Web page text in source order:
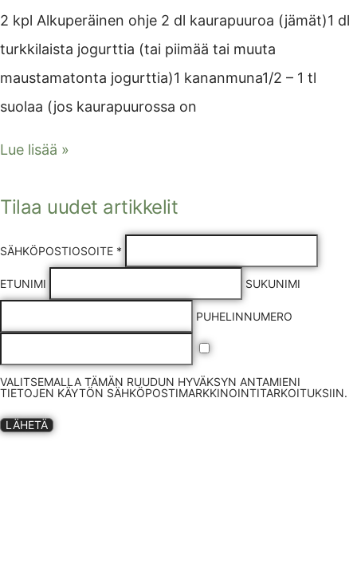
2 kpl Alkuperäinen ohje 2 dl kaurapuuroa (jämät)1 dl
turkkilaista jogurttia (tai piimää tai muuta
maustamatonta jogurttia)1 kananmuna1/2 – 1 tl
suolaa (jos kaurapuurossa on
Lue lisää »
Tilaa uudet artikkelit
SÄHKÖPOSTIOSOITE *
ETUNIMI SUKUNIMI
PUHELINNUMERO
VALITSEMALLA TÄMÄN RUUDUN HYVÄKSYN ANTAMIENI
TIETOJEN KÄYTÖN SÄHKÖPOSTIMARKKINOINTITARKOITUKSIIN.
LÄHETÄ